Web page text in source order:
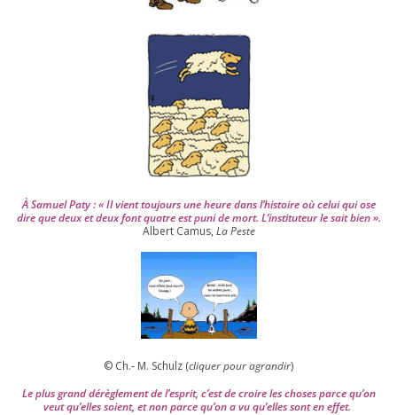
À Samuel Paty : « Il vient tou­jours une heure dans l’his­toire où celui qui ose
dire que deux et deux font quatre est puni de mort. L’instituteur le sait bien ».
Albert Camus, La Peste
© Ch.- M. Schulz (cli­quer pour agran­dir)
Le plus grand dérè­gle­ment de l’es­prit, c’est de croire les choses parce qu’on
veut qu’elles soient, et non parce qu’on a vu qu’elles sont en effet.